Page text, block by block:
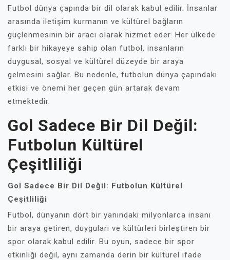
Futbol dünya çapında bir dil olarak kabul edilir. İnsanlar
arasında iletişim kurmanın ve kültürel bağların
güçlenmesinin bir aracı olarak hizmet eder. Her ülkede
farklı bir hikayeye sahip olan futbol, insanların
duygusal, sosyal ve kültürel düzeyde bir araya
gelmesini sağlar. Bu nedenle, futbolun dünya çapındaki
etkisi ve önemi her geçen gün artarak devam
etmektedir.
Gol Sadece Bir Dil Değil:
Futbolun Kültürel
Çeşitliliği
Gol Sadece Bir Dil Değil: Futbolun Kültürel
Çeşitliliği
Futbol, dünyanın dört bir yanındaki milyonlarca insanı
bir araya getiren, duyguları ve kültürleri birleştiren bir
spor olarak kabul edilir. Bu oyun, sadece bir spor
etkinliği değil, aynı zamanda derin bir kültürel ifade